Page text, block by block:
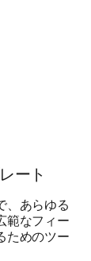
or
ート
、あらゆる
範なフィー
ためのツー